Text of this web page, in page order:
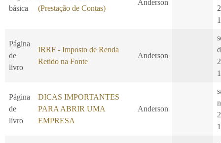
básica
(Prestação de Contas)
Anderson
Página
de
livro
IRRF - Imposto de Renda
Retido na Fonte
Anderson
Página
de
livro
DICAS IMPORTANTES
PARA ABRIR UMA
EMPRESA
Anderson